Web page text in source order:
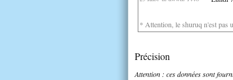
* Attention, le shuruq n'est pas
Précision
Attention : ces données sont